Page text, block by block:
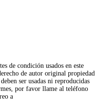
de condición usados en este
de autor original propiedad
ser usadas ni reproducidas
por favor llame al teléfono
a